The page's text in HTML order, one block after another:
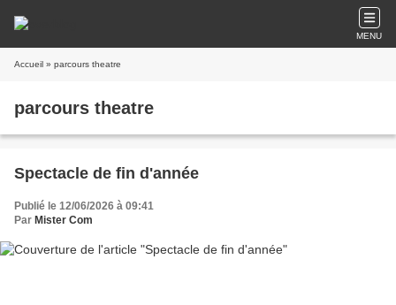
MENU
Accueil » parcours theatre
parcours theatre
Spectacle de fin d'année
Publié le 12/06/2026 à 09:41
Par Mister Com